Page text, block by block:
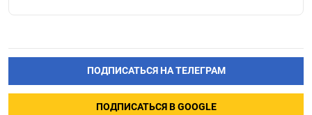
ПОДПИСАТЬСЯ НА ТЕЛЕГРАМ
ПОДПИСАТЬСЯ В GOOGLE